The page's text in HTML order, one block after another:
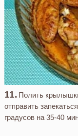
Полить
отправить
градусов на 35-40